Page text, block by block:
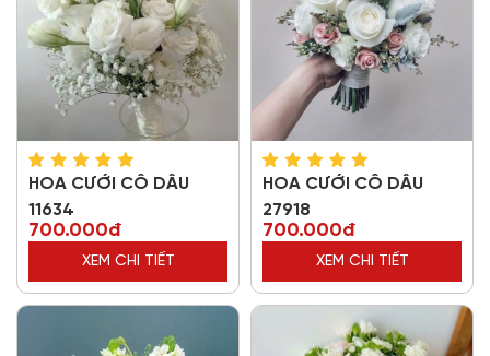
HOA CƯỚI CÔ DÂU
11634
700.000đ
XEM CHI TIẾT
HOA CƯỚI CÔ DÂU
27918
700.000đ
XEM CHI TIẾT